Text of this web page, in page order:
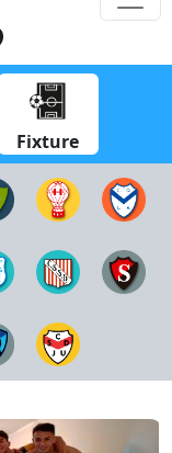
Fixture